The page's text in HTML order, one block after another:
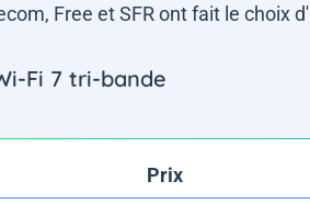
Free et SFR ont fait le choix
Fi 7 tri-bande
Prix